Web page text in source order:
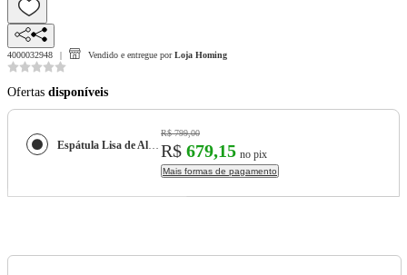
4000032948 Vendido e entregue por Loja Homing
Ofertas disponíveis
Espátula Lisa de Alumínio Ooni 30cm para Pizza
R$ 799,00
R$ 679,15 no pix
Mais formas de pagamento